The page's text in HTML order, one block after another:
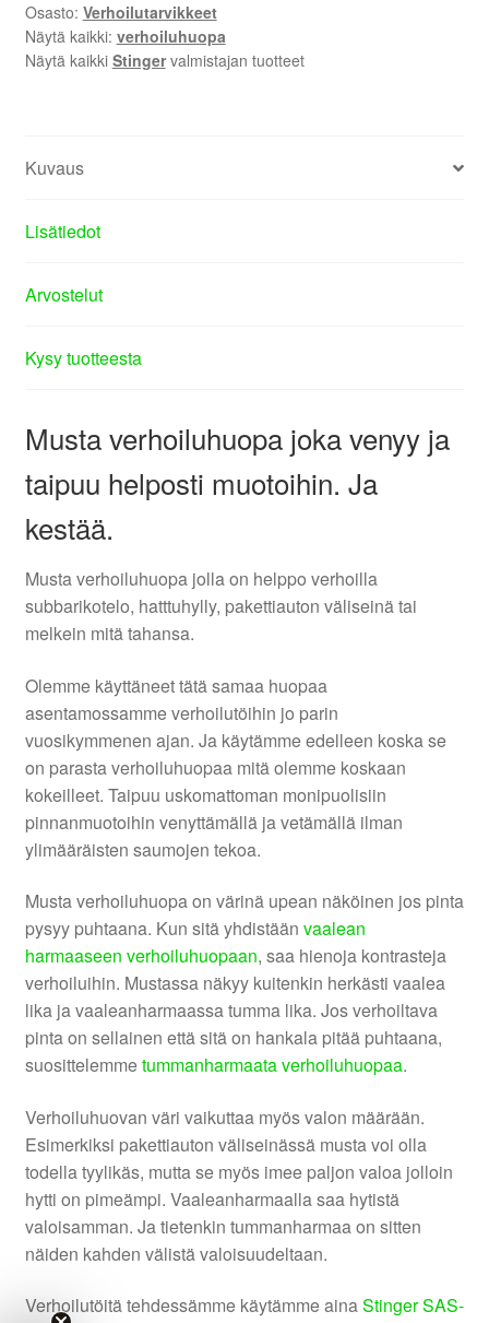
Osasto: Verhoilutarvikkeet
Näytä kaikki: verhoiluhuopa
Näytä kaikki Stingervalmistajan tuotteet
Kuvaus
Lisätiedot
Arvostelut
Kysy tuotteesta
Musta verhoiluhuopa joka venyy ja
taipuu helposti muotoihin. Ja
kestää.
Musta verhoiluhuopa jolla on helppo verhoilla
subbarikotelo, hatttuhylly, pakettiauton väliseinä tai
melkein mitä tahansa.
Olemme käyttäneet tätä samaa huopaa
asentamossamme verhoilutöihin jo parin
vuosikymmenen ajan. Ja käytämme edelleen koska se
on parasta verhoiluhuopaa mitä olemme koskaan
kokeilleet. Taipuu uskomattoman monipuolisiin
pinnanmuotoihin venyttämällä ja vetämällä ilman
ylimääräisten saumojen tekoa.
Musta verhoiluhuopa on värinä upean näköinen jos pinta
pysyy puhtaana. Kun sitä yhdistään vaalean
harmaaseen verhoiluhuopaan, saa hienoja kontrasteja
verhoiluihin. Mustassa näkyy kuitenkin herkästi vaalea
lika ja vaaleanharmaassa tumma lika. Jos verhoiltava
pinta on sellainen että sitä on hankala pitää puhtaana,
suosittelemmetummanharmaata verhoiluhuopaa.
Verhoiluhuovan väri vaikuttaa myös valon määrään.
Esimerkiksi pakettiauton väliseinässä musta voi olla
todella tyylikäs, mutta se myös imee paljon valoa jolloin
hytti on pimeämpi. Vaaleanharmaalla saa hytistä
valoisamman. Ja tietenkin tummanharmaa on sitten
näiden kahden välistä valoisuudeltaan.
Verhoilutöitä tehdessämme käytämme ainaStinger SAS-